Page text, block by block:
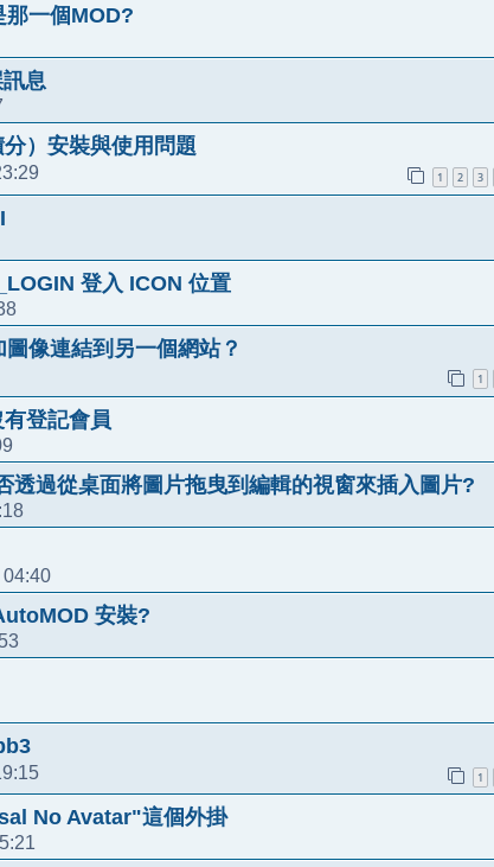
那一個MOD?
息
）安裝與使用問題
1 2 3
登入 ICON 位置
像連結到另一個網站？
1
登記會員
透過從桌面將圖片拖曳到編輯的視窗來插入圖片?
安裝?
1
No Avatar"這個外掛